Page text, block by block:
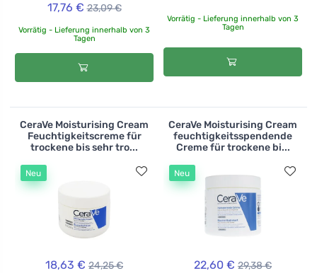
17,76 € 23,09 €
Vorrätig - Lieferung innerhalb von 3
Tagen
Vorrätig - Lieferung innerhalb von 3
Tagen
CeraVe Moisturising Cream
Feuchtigkeitscreme für
trockene bis sehr tro...
Neu
18,63 € 24,25 €
CeraVe Moisturising Cream
feuchtigkeitsspendende
Creme für trockene bi...
Neu
22,60 € 29,38 €